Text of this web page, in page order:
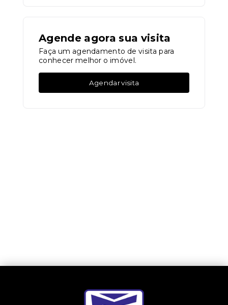
Agende agora sua visita
Faça um agendamento de visita para
conhecer melhor o imóvel.
Agendar visita